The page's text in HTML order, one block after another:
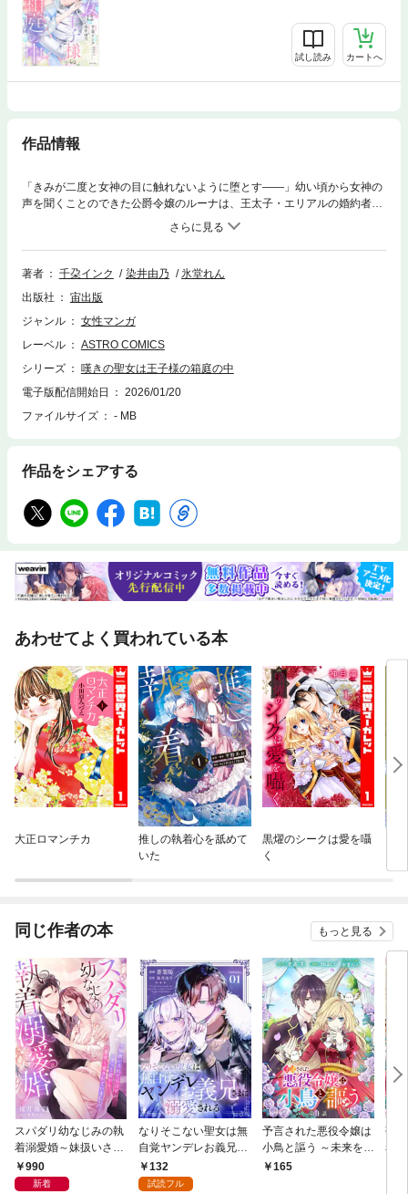
試し読み カートへ
作品情報
「きみが二度と女神の目に触れないように堕とす――」幼い頃から女神の
声を聞くことのできた公爵令嬢のルーナは、王太子・エリアルの婚約者と
なるため、聖女筆頭候補として励んできた。しかし、選定の儀で聖女に選
ばれ、エリアルの婚約者となったのは、ルーナの異母姉・クローディアだ
った。失意のどん底に陥るルーナを謎の刺客が襲い意識が遠のくなか、彼
女を救ったのは、聖女の座から引きずり下ろしたエリアル王太子で――そ
レ王太子の一途すぎる溺愛に甘く沈んでいく――元・聖女が王太子の歪ん
だ愛に囲われる執着溺愛ファンタジー ★描きおろしプロローグ3P収録!!★
著者 千朶インク 染井由乃
氷堂れん
出版社
宙出版
ジャンル
女性マンガ
レーベル
ASTRO COMICS
シリーズ
嘆きの聖女は王子様の箱庭の中
電子版配信開始日
2026/01/20
ファイルサイズ
- MB
作品をシェアする
あわせてよく買われている本
大正ロマンチカ
推しの執着心を舐めて
いた
黒燿のシークは愛を囁
く
同じ作者の本 もっと見る
スパダリ幼なじみの執
着溺愛婚～妹扱いされ
てるはずが、ずっと前
から重甘く愛されてい
990
新着
なりそこない聖女は無
自覚ヤンデレお義兄さ
まに溺愛される 第1話
【単話版】
132
試読フル
予言された悪役令嬢は
小鳥と謳う ～未来を知
る専属執事に「君を救
165
強
着